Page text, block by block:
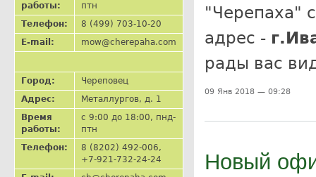
работы:
птн
Телефон:
8 (499) 703-10-20
E-mail:
mow@cherepaha.com
Город:
Череповец
Адрес:
Металлургов, д. 1
Время
работы:
с 9:00 до 18:00, пнд-
птн
Телефон:
8 (8202) 492-006,
+7-921-732-24-24
"Черепаха"
адрес -
рады вас
09 Янв 2018 — 09:28
Новый